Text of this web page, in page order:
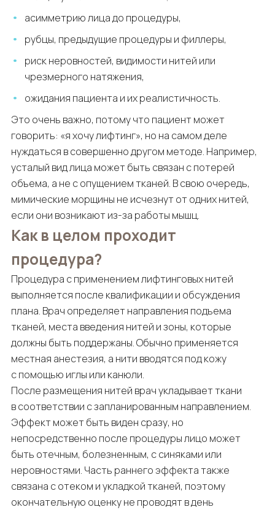
асимметрию лица до процедуры,
рубцы, предыдущие процедуры и филлеры,
риск неровностей, видимости нитей или
чрезмерного натяжения,
ожидания пациента и их реалистичность.
Это очень важно, потому что пациент может
говорить: «я хочу лифтинг», но на самом деле
нуждаться в совершенно другом методе. Например,
усталый вид лица может быть связан с потерей
объема, а не с опущением тканей. В свою очередь,
мимические морщины не исчезнут от одних нитей,
если они возникают из-за работы мышц.
Как в целом проходит
процедура?
Процедура с применением лифтинговых нитей
выполняется после квалификации и обсуждения
плана. Врач определяет направления подъема
тканей, места введения нитей и зоны, которые
должны быть поддержаны. Обычно применяется
местная анестезия, а нити вводятся под кожу
с помощью иглы или канюли.
После размещения нитей врач укладывает ткани
в соответствии с запланированным направлением.
Эффект может быть виден сразу, но
непосредственно после процедуры лицо может
быть отечным, болезненным, с синяками или
неровностями. Часть раннего эффекта также
связана с отеком и укладкой тканей, поэтому
окончательную оценку не проводят в день